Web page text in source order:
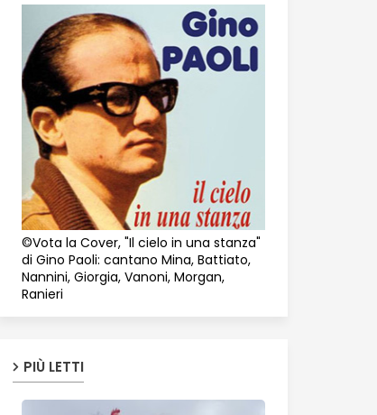
©Vota la Cover, "Il cielo in una stanza"
di Gino Paoli: cantano Mina, Battiato,
Nannini, Giorgia, Vanoni, Morgan,
Ranieri
PIÙ LETTI